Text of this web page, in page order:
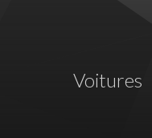
Voitures